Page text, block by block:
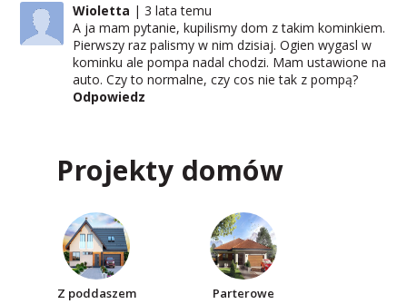
Wioletta
3 lata temu
A ja mam pytanie, kupilismy dom z takim kominkiem.
Pierwszy raz palismy w nim dzisiaj. Ogien wygasl w
kominku ale pompa nadal chodzi. Mam ustawione na
auto. Czy to normalne, czy cos nie tak z pompą?
Odpowiedz
Projekty domów
Z poddaszem Parterowe